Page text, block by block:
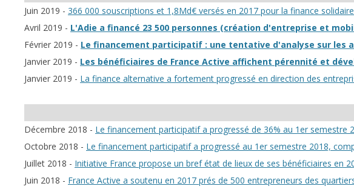
Juin 2019 - 366 000 souscriptions et 1,8Md€ versés en 2017 pour la finance
Avril 2019 - L'Adie a financé 23 500 personnes (création d'entreprise et
Février 2019 - Le financement participatif : une tentative d'analyse sur les
Janvier 2019 - Les bénéficiaires de France Active affichent pérennité et
Janvier 2019 - La finance alternative a fortement progressé en direction des
Décembre 2018 - Le financement participatif a progressé de 36% au 1er semestre
Octobre 2018 - Le financement participatif a progressé au 1er semestre 2018,
Juillet 2018 - Initiative France propose un bref état de lieux de ses bénéficiaires en
Juin 2018 - France Active a soutenu en 2017 prés de 500 entrepreneurs des